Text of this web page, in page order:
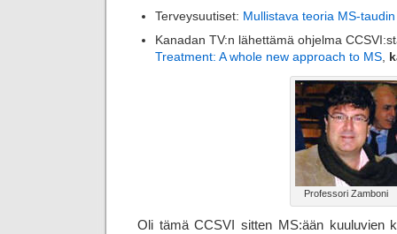
Terveysuutiset: Mullistava teoria MS-
Kanadan TV:n lähettämä ohjelma
Treatment: A whole new approach to MS
Professori Zamboni
Oli tämä CCSVI sitten MS:ään kuuluvien